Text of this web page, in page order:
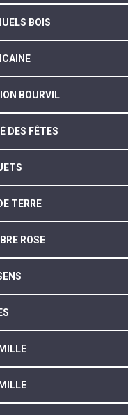
BOIS
BOURVIL
DES FÊTES
TERRE
ROSE